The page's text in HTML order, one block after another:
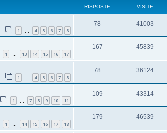
RISPOSTE VISITE
1 4 5 6 7 8
78 41003
1 … 13 14 15 16 17
167 45839
1 … 4 5 6 7 8
78 36124
1 7 8 9 10 11
109 43314
1 … 14 15 16 17 18
179 46539